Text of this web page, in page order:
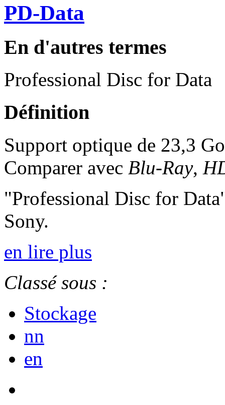
PD-Data
En d'autres termes
Professional Disc for Data
Définition
Support optique de 23,3
Comparer avec Blu-Ray,
"Professional Disc for
Sony.
en lire plus
Classé sous :
Stockage
nn
en